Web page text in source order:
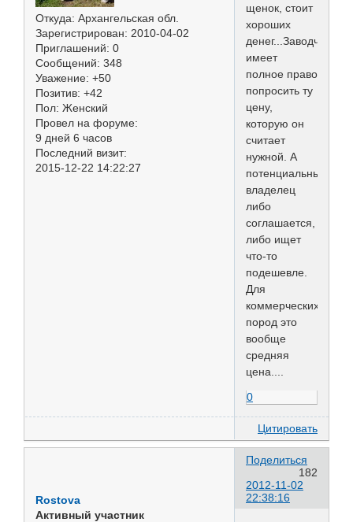
Откуда: Архангельская обл.
Зарегистрирован: 2010-04-02
Приглашений: 0
Сообщений: 348
Уважение: +50
Позитив: +42
Пол: Женский
Провел на форуме:
9 дней 6 часов
Последний визит:
2015-12-22 14:22:27
щенок, стоит
хороших
денег...Заводчик
имеет
полное право
попросить ту
цену,
которую он
считает
нужной. А
потенциальный
владелец
либо
соглашается,
либо ищет
что-то
подешевле.
Для
коммерческих
пород это
вообще
средняя
цена....
0
Цитировать
Поделиться
182
2012-11-02
22:38:16
Rostova
Активный участник